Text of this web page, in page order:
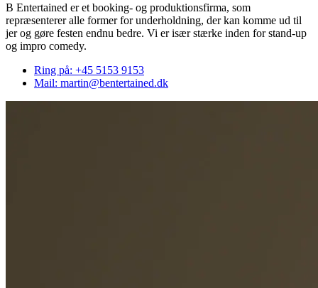
B Entertained er et booking- og produktionsfirma, som
repræsenterer alle former for underholdning, der kan komme ud til
jer og gøre festen endnu bedre. Vi er især stærke inden for stand-up
og impro comedy.
Ring på: +45 5153 9153
Mail: martin@bentertained.dk